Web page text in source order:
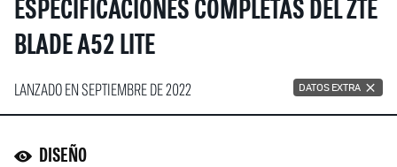
ESPECIFICACIONES COMPLETAS DEL ZTE
BLADE A52 LITE
LANZADO EN SEPTIEMBRE DE 2022 DATOS EXTRA
DISEÑO